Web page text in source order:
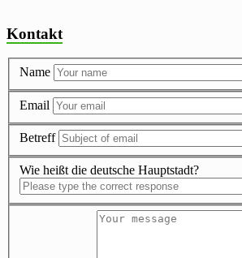
Kontakt
Name
Email
Betreff
Wie heißt die deutsche Hauptstadt?